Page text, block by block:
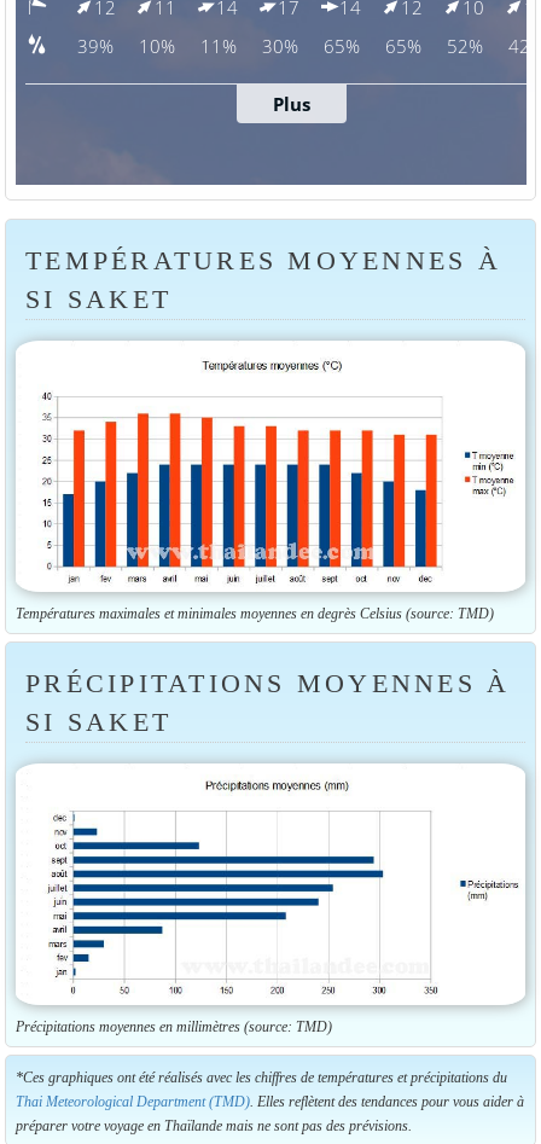
TEMPÉRATURES MOYENNES À
SI SAKET
Températures maximales et minimales moyennes en degrès Celsius (source: TMD)
PRÉCIPITATIONS MOYENNES À
SI SAKET
Précipitations moyennes en millimètres (source: TMD)
*Ces graphiques ont été réalisés avec les chiffres de températures et précipitations du
Thai Meteorological Department (TMD). Elles reflètent des tendances pour vous aider à
préparer votre voyage en Thaïlande mais ne sont pas des prévisions.